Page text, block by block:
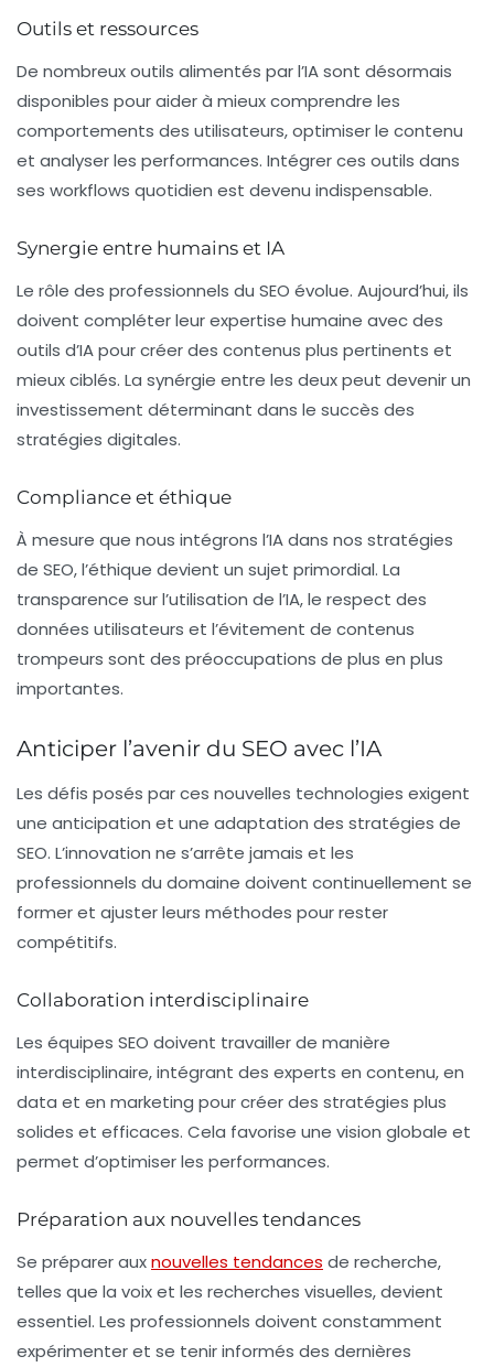
Outils et ressources
De nombreux outils alimentés par l’IA sont désormais
disponibles pour aider à mieux comprendre les
comportements des utilisateurs, optimiser le contenu
et analyser les performances. Intégrer ces outils dans
ses workflows quotidien est devenu indispensable.
Synergie entre humains et IA
Le rôle des professionnels du SEO évolue. Aujourd’hui, ils
doivent compléter leur expertise humaine avec des
outils d’IA pour créer des contenus plus pertinents et
mieux ciblés. La synérgie entre les deux peut devenir un
investissement déterminant dans le succès des
stratégies digitales.
Compliance et éthique
À mesure que nous intégrons l’IA dans nos stratégies
de SEO, l’éthique devient un sujet primordial. La
transparence sur l’utilisation de l’IA, le respect des
données utilisateurs et l’évitement de contenus
trompeurs sont des préoccupations de plus en plus
importantes.
Anticiper l’avenir du SEO avec l’IA
Les défis posés par ces nouvelles technologies exigent
une anticipation et une adaptation des stratégies de
SEO. L’innovation ne s’arrête jamais et les
professionnels du domaine doivent continuellement se
former et ajuster leurs méthodes pour rester
compétitifs.
Collaboration interdisciplinaire
Les équipes SEO doivent travailler de manière
interdisciplinaire, intégrant des experts en contenu, en
data et en marketing pour créer des stratégies plus
solides et efficaces. Cela favorise une vision globale et
permet d’optimiser les performances.
Préparation aux nouvelles tendances
Se préparer auxnouvelles tendances de recherche,
telles que la voix et les recherches visuelles, devient
essentiel. Les professionnels doivent constamment
expérimenter et se tenir informés des dernières